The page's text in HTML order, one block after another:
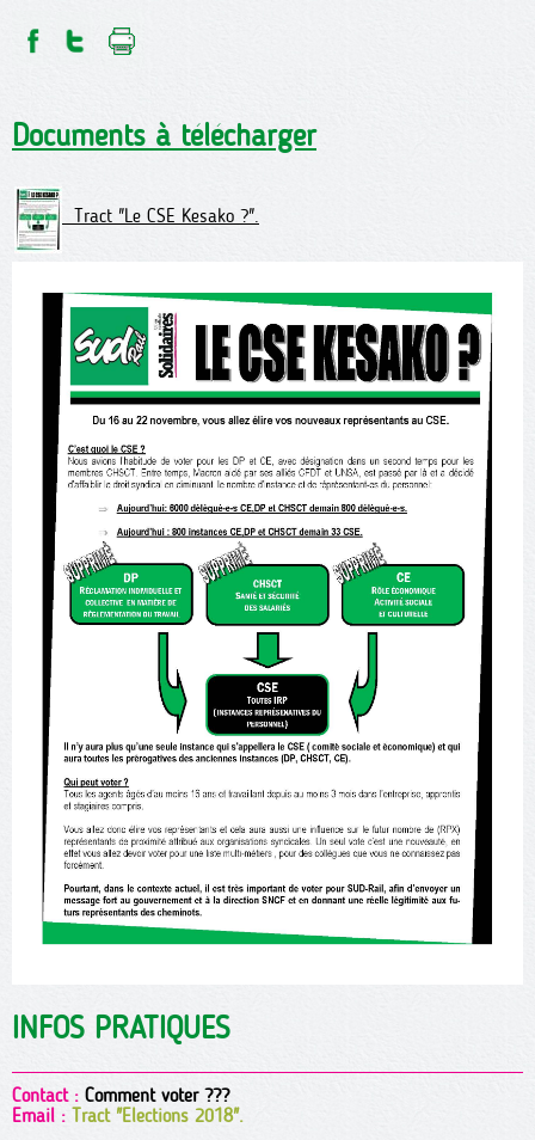
Documents à télécharger
Tract "Le CSE Kesako ?".
INFOS PRATIQUES
Contact : Comment voter ???
Email : Tract "Elections 2018".